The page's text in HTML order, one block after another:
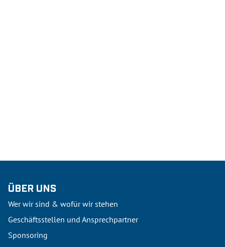
ÜBER UNS
Wer wir sind & wofür wir stehen
Geschäftsstellen und Ansprechpartner
Sponsoring